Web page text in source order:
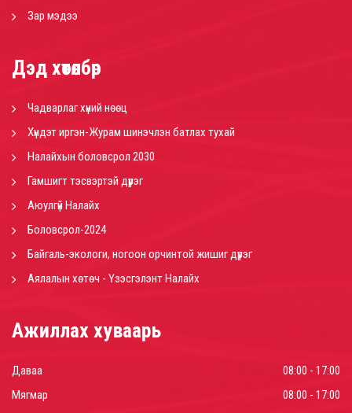
Зар мэдээ
Дэд хөтөлбөр
Чадварлаг хүний нөөц
Хүндэт иргэн-Журам шинэчлэн батлах тухай
Налайхын боловсрол 2030
Гамшигт тэсвэртэй дүүрэг
Аюулгүй Налайх
Боловсрол-2024
Байгаль-экологи, ногоон орчинтой жишиг дүүрэг
Аялалын хөтөч - Үзэсгэлэнт Налайх
Ажиллах хуваарь
Даваа
08:00 - 17:00
Мягмар
08:00 - 17:00